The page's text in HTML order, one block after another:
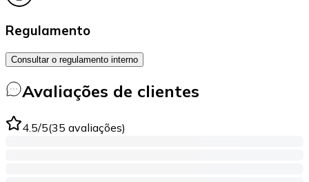
Regulamento
Consultar o regulamento interno
Avaliações de clientes
4.5/5(35 avaliações)